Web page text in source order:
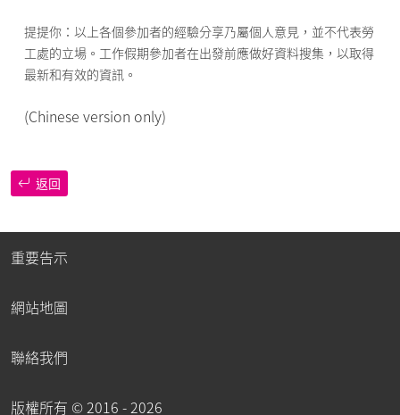
提提你：以上各個參加者的經驗分享乃屬個人意見，並不代表勞
工處的立場。工作假期參加者在出發前應做好資料搜集，以取得
最新和有效的資訊。
(Chinese version only)
返回
重要告示
網站地圖
聯絡我們
版權所有 © 2016 - 2026